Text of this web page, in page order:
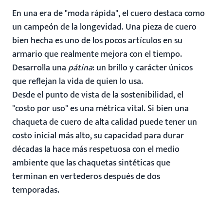
En una era de "moda rápida", el cuero destaca como
un campeón de la longevidad. Una pieza de cuero
bien hecha es uno de los pocos artículos en su
armario que realmente mejora con el tiempo.
Desarrolla unapátina: un brillo y carácter únicos
que reflejan la vida de quien lo usa.
Desde el punto de vista de la sostenibilidad, el
"costo por uso" es una métrica vital. Si bien una
chaqueta de cuero de alta calidad puede tener un
costo inicial más alto, su capacidad para durar
décadas la hace más respetuosa con el medio
ambiente que las chaquetas sintéticas que
terminan en vertederos después de dos
temporadas.